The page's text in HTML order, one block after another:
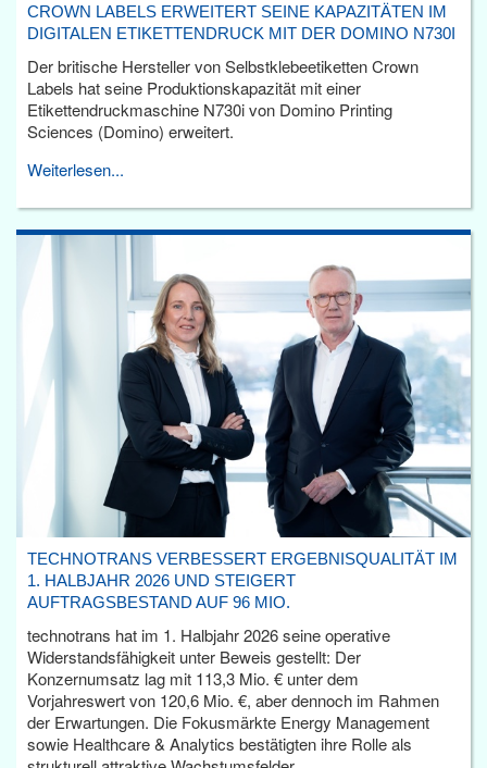
CROWN LABELS ERWEITERT SEINE KAPAZITÄTEN IM
DIGITALEN ETIKETTENDRUCK MIT DER DOMINO N730I
Der britische Hersteller von Selbstklebeetiketten Crown
Labels hat seine Produktionskapazität mit einer
Etikettendruckmaschine N730i von Domino Printing
Sciences (Domino) erweitert.
Weiterlesen...
TECHNOTRANS VERBESSERT ERGEBNISQUALITÄT IM
1. HALBJAHR 2026 UND STEIGERT
AUFTRAGSBESTAND AUF 96 MIO.
technotrans hat im 1. Halbjahr 2026 seine operative
Widerstandsfähigkeit unter Beweis gestellt: Der
Konzernumsatz lag mit 113,3 Mio. € unter dem
Vorjahreswert von 120,6 Mio. €, aber dennoch im Rahmen
der Erwartungen. Die Fokusmärkte Energy Management
sowie Healthcare & Analytics bestätigten ihre Rolle als